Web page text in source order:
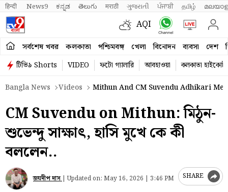
हिन्दी News9 ಕನ್ನಡ తెలుగు मराठी ગુજરાતી ਪੰਜਾਬੀ தமிழ்
AQI
সর্বশেষ খবর কলকাতা পশ্চিমবঙ্গ খেলা বিনোদন ব্যবসা দেশ
টিভি৯ Shorts VIDEO ফটো গ্যালারি আবহাওয়া
কলকাতা হাইকোর্ট
Bangla News
Videos Mithun And CM Suvendu Adhikari
CM Suvendu on Mithun: মিঠুন-
শুভেন্দু সাক্ষাৎ, হাসি মুখে কে কী
বললেন..
জয়দীপ দাস | Updated on: May 16, 2026 | 3:46 PM SHARE